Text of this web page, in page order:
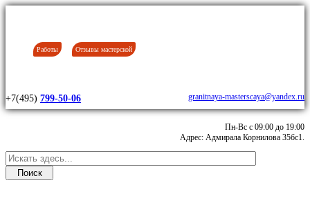
Работы Отзывы мастерской
+7(495) 799-50-06 granitnaya-masterscaya@yandex.ru
Пн-Вс с 09:00 до 19:00
Адрес: Адмирала Корнилова 35бс1.